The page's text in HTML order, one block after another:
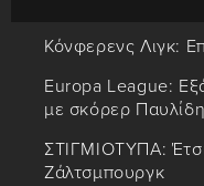
Κόνφερενς Λιγκ:
Europa League:
με σκόρερ Παυλίδη
ΣΤΙΓΜΙΟΤΥΠΑ:
Ζάλτσμπουργκ